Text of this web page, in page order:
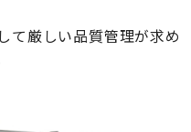
て厳しい品質管理が求め